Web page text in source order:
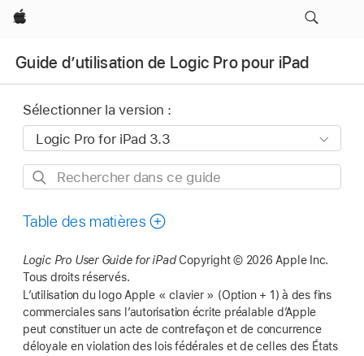
Apple
Guide d’utilisation de Logic Pro pour iPad
Sélectionner la version :
Rechercher
ce
Table des matières
Logic Pro User Guide for iPadCopyright © 2026 Apple Inc.
Tous droits réservés.
L’utilisation du logo Apple « clavier » (Option + 1) à des fins
commerciales sans l’autorisation écrite préalable d’Apple
peut constituer un acte de contrefaçon et de concurrence
déloyale en violation des lois fédérales et de celles des États